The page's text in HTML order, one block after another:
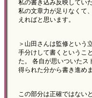
私の書き込み反映してい
私の文章力が足りなくて
えればと思います。
＞山田さんは監修という
手分けして書くというこ
た。 各自が思いついたス
得られた分から書き進めま
この部分は正確ではない